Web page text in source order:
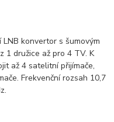
konvertor s šumovým
1 družice až pro 4 TV. K
až 4 satelitní přijímače,
Frekvenční rozsah 10,7